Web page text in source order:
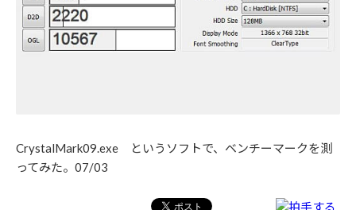
CrystalMark09.exe というソフトで、ベンチーマークを測
ってみた。07/03